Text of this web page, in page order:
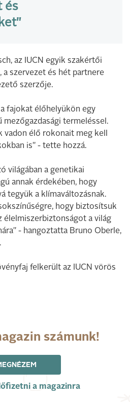
és
az IUCN egyik szakértői
szervezet és hét partnere
szerzője.
fajokat élőhelyükön egy
termeléssel.
vadon élő rokonait meg kell
is" - tette hozzá.
világában a genetikai
annak érdekében, hogy
tegyük a klímaváltozásnak.
hogy biztosítsuk
élelmiszerbiztonságot a világ
- hangoztatta Bruno Oberle,
felkerült az IUCN vörös
számunk!
a magazinra